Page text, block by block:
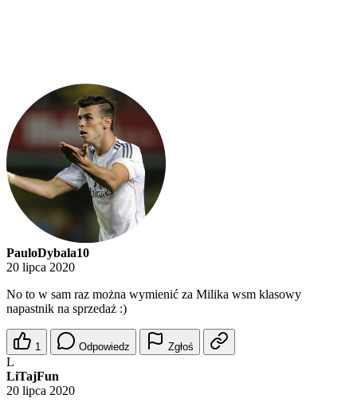
PauloDybala10
20 lipca 2020
No to w sam raz można wymienić za Milika wsm klasowy
napastnik na sprzedaż :)
1 Odpowiedz Zgłoś
L
LiTajFun
20 lipca 2020